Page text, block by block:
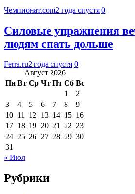
Чемпионат.com2 года спустя 0
Силовые упражнения
людям спать дольше
Ferra.ru2 года спустя 0
Август 2026
Пн Вт Ср Чт Пт Сб Вс
1
2
3
4 5 6 7 8
9
10 11 12 13 14 15 16
17 18 19 20 21 22 23
24 25 26 27 28 29 30
31
« Июл
Рубрики